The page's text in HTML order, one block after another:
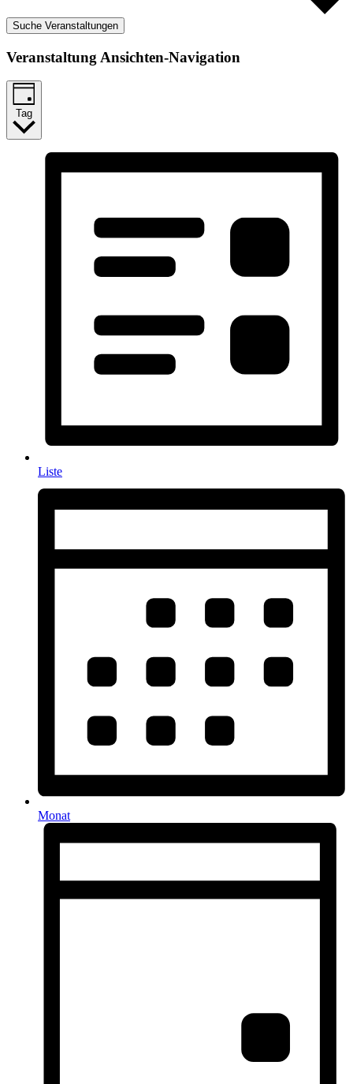
Suche Veranstaltungen
Veranstaltung Ansichten-Navigation
Tag
Liste
Monat